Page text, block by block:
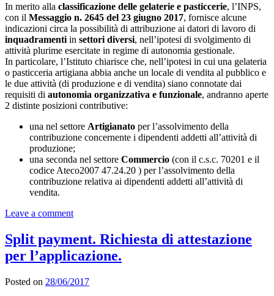
In merito alla classificazione delle gelaterie e pasticcerie, l’INPS,
con il Messaggio n. 2645 del 23 giugno 2017, fornisce alcune
indicazioni circa la possibilità di attribuzione ai datori di lavoro di
inquadramenti in settori diversi, nell’ipotesi di svolgimento di
attività plurime esercitate in regime di autonomia gestionale.
In particolare, l’Istituto chiarisce che, nell’ipotesi in cui una gelateria
o pasticceria artigiana abbia anche un locale di vendita al pubblico e
le due attività (di produzione e di vendita) siano connotate dai
requisiti di autonomia organizzativa e funzionale, andranno aperte
2 distinte posizioni contributive:
una nel settore Artigianato per l’assolvimento della
contribuzione concernente i dipendenti addetti all’attività di
produzione;
una seconda nel settore Commercio (con il c.s.c. 70201 e il
codice Ateco2007 47.24.20 ) per l’assolvimento della
contribuzione relativa ai dipendenti addetti all’attività di
vendita.
Leave a comment
Split payment. Richiesta di attestazione
per l’applicazione.
Posted on 28/06/2017